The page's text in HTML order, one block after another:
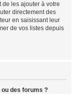
de les ajouter à votre
directement des
en saisissant leur
de vos listes depuis
des forums ?